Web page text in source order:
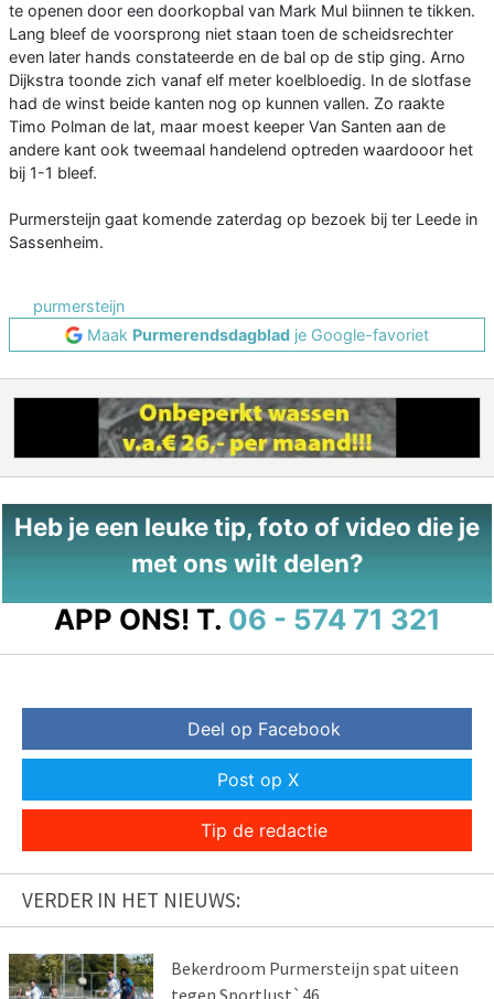
te openen door een doorkopbal van Mark Mul biinnen te tikken.
Lang bleef de voorsprong niet staan toen de scheidsrechter
even later hands constateerde en de bal op de stip ging. Arno
Dijkstra toonde zich vanaf elf meter koelbloedig. In de slotfase
had de winst beide kanten nog op kunnen vallen. Zo raakte
Timo Polman de lat, maar moest keeper Van Santen aan de
andere kant ook tweemaal handelend optreden waardooor het
bij 1-1 bleef.
Purmersteijn gaat komende zaterdag op bezoek bij ter Leede in
Sassenheim.
purmersteijn
Maak Purmerendsdagblad je Google-favoriet
Heb je een leuke tip, foto of video die je
met ons wilt delen?
APP ONS! T. 06 - 574 71 321
Deel op Facebook
Post op X
Tip de redactie
VERDER IN HET NIEUWS:
Bekerdroom Purmersteijn spat uiteen